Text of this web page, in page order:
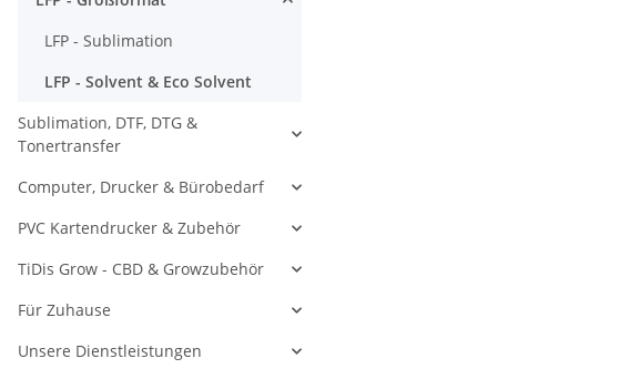
LFP - Sublimation
LFP - Solvent & Eco Solvent
Sublimation, DTF, DTG &
Tonertransfer
Computer, Drucker & Bürobedarf
PVC Kartendrucker & Zubehör
TiDis Grow - CBD & Growzubehör
Für Zuhause
Unsere Dienstleistungen